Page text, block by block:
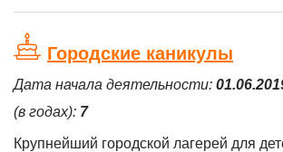
Городские каникулы
Дата начала деятельности:
(в годах): 7
Крупнейший городской лагерей для